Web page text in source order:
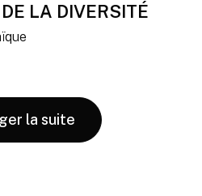
LA DIVERSITÉ
la suite